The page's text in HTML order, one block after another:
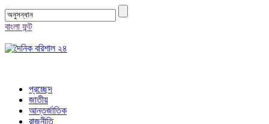
বাংলা ফন্ট
প্রচ্ছেদ
জাতীয়
আন্তর্জাতিক
রাজনীতি